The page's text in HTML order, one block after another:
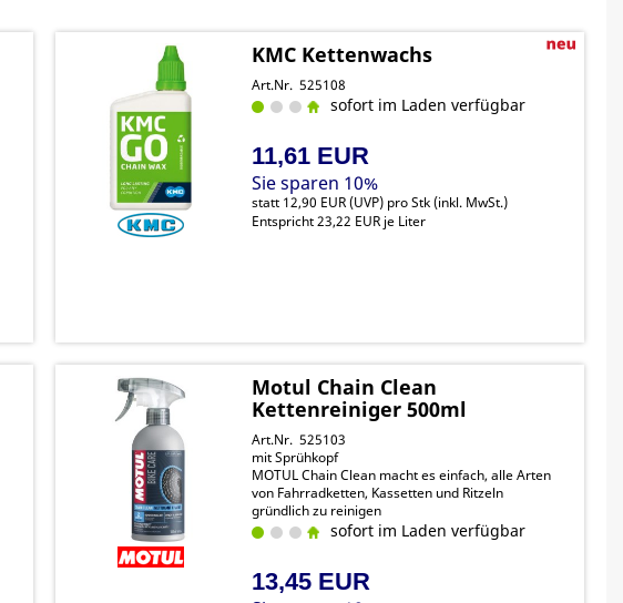
KMC Kettenwachs
Art.Nr. 525108
sofort im Laden verfügbar
11,61 EUR
Sie sparen 10%
statt 12,90 EUR(UVP) pro Stk (inkl. MwSt.)
Entspricht 23,22 EUR je Liter
Motul Chain Clean
Kettenreiniger 500ml
Art.Nr. 525103
mit Sprühkopf
MOTUL Chain Clean macht es einfach, alle Arten
von Fahrradketten, Kassetten und Ritzeln
gründlich zu reinigen
biologisch abbaubarsofort im Laden verfügbar
13,45 EUR